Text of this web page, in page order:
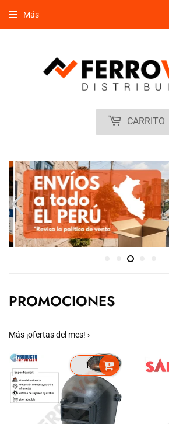
CARRITO
Más
PROMOCIONES
Más ¡ofertas del mes! ›